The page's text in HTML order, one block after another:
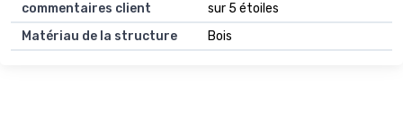
commentaires client
sur 5 étoiles
Matériau de la structure
Bois